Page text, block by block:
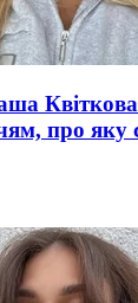
про яку